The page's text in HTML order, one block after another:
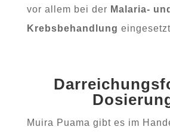
vor allem bei der Malaria- und
Krebsbehandlung
Muira Puama gibt es im